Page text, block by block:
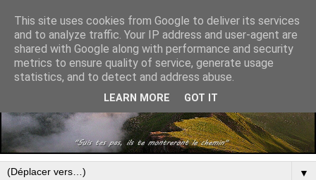
▼
This site uses cookies from Google to deliver its services
and to analyze traffic. Your IP address and user-agent are
shared with Google along with performance and security
metrics to ensure quality of service, generate usage
statistics, and to detect and address abuse.
LEARN MORE GOT IT